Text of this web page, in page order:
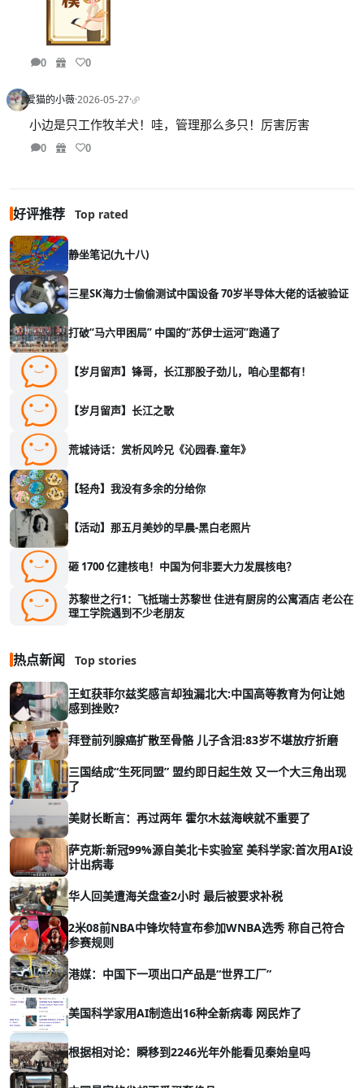
0 0
爱猫的小薇·2026-05-27·
小边是只工作牧羊犬！哇，管理那么多只！厉害厉害
0 0
好评推荐 Top rated
静坐笔记(九十八)
三星SK海力士偷偷测试中国设备 70岁半导体大佬的话被验证
打破“马六甲困局” 中国的“苏伊士运河”跑通了
【岁月留声】锋哥，长江那股子劲儿，咱心里都有！
【岁月留声】长江之歌
荒城诗话：赏析风吟兄《沁园春.童年》
【轻舟】我没有多余的分给你
【活动】那五月美妙的早晨-黑白老照片
砸 1700 亿建核电！中国为何非要大力发展核电？
苏黎世之行1：飞抵瑞士苏黎世 住进有厨房的公寓酒店 老公在
理工学院遇到不少老朋友
热点新闻 Top stories
王虹获菲尔兹奖感言却独漏北大:中国高等教育为何让她
感到挫败?
拜登前列腺癌扩散至骨骼 儿子含泪:83岁不堪放疗折磨
三国结成“生死同盟” 盟约即日起生效 又一个大三角出现
了
美财长断言：再过两年 霍尔木兹海峡就不重要了
萨克斯:新冠99%源自美北卡实验室 美科学家:首次用AI设
计出病毒
华人回美遭海关盘查2小时 最后被要求补税
2米08前NBA中锋坎特宣布参加WNBA选秀 称自己符合
参赛规则
港媒：中国下一项出口产品是“世界工厂”
美国科学家用AI制造出16种全新病毒 网民炸了
根据相对论：瞬移到2246光年外能看见秦始皇吗